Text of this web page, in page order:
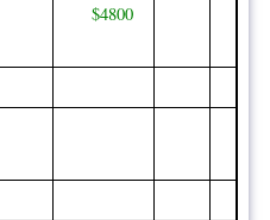
$4800